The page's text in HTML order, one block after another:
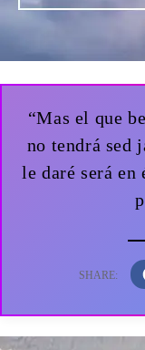
“Mas el que
no tendrá sed
le daré será en